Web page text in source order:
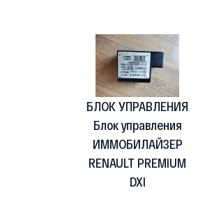
БЛОК УПРАВЛЕНИЯ
Блок управления
ИММОБИЛАЙЗЕР
RENAULT PREMIUM
DXI